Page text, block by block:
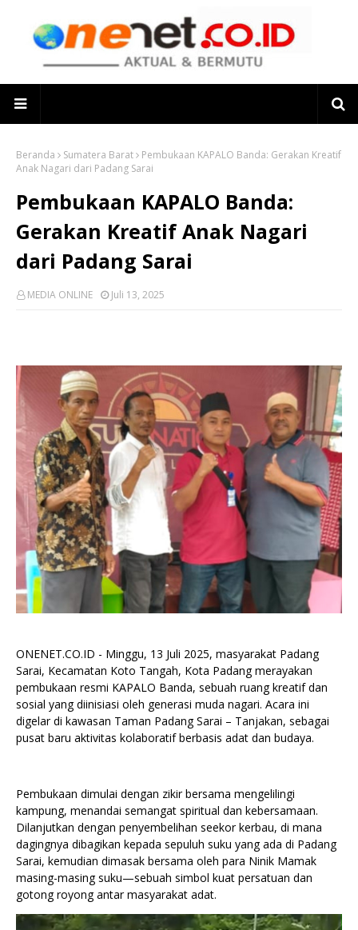
Beranda Sumatera Barat
Pembukaan KAPALO Banda: Gerakan Kreatif
Anak Nagari dari Padang Sarai
Pembukaan KAPALO Banda:
Gerakan Kreatif Anak Nagari
dari Padang Sarai
MEDIA ONLINE Juli 13, 2025
ONENET.CO.ID - Minggu, 13 Juli 2025, masyarakat Padang
Sarai, Kecamatan Koto Tangah, Kota Padang merayakan
pembukaan resmi KAPALO Banda, sebuah ruang kreatif dan
sosial yang diinisiasi oleh generasi muda nagari. Acara ini
digelar di kawasan Taman Padang Sarai – Tanjakan, sebagai
pusat baru aktivitas kolaboratif berbasis adat dan budaya.
Pembukaan dimulai dengan zikir bersama mengelilingi
kampung, menandai semangat spiritual dan kebersamaan.
Dilanjutkan dengan penyembelihan seekor kerbau, di mana
dagingnya dibagikan kepada sepuluh suku yang ada di Padang
Sarai, kemudian dimasak bersama oleh para Ninik Mamak
masing-masing suku—sebuah simbol kuat persatuan dan
gotong royong antar masyarakat adat.